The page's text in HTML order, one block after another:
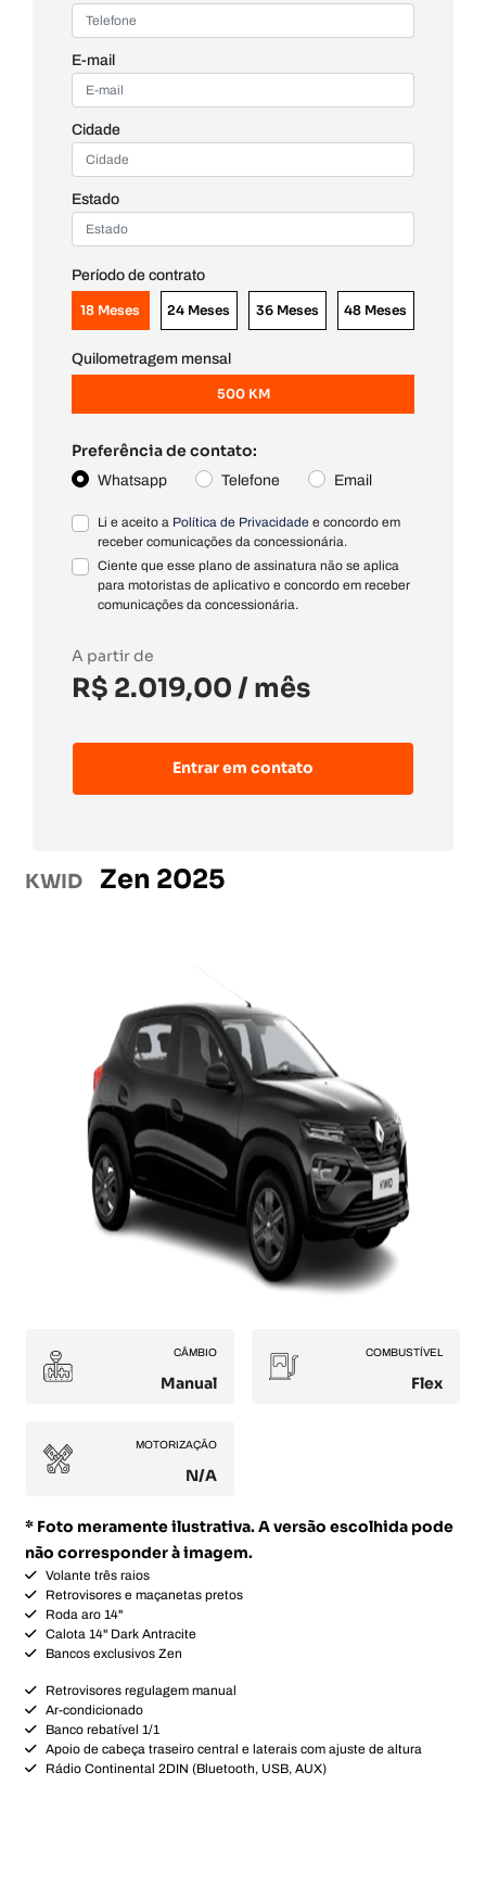
KWID Zen 2025
CÂMBIO
Manual
COMBUSTÍVEL
Flex
MOTORIZAÇÃO
N/A
* Foto meramente ilustrativa. A versão escolhida pode
não corresponder à imagem.
Volante três raios
Retrovisores e maçanetas pretos
Roda aro 14"
Calota 14" Dark Antracite
Bancos exclusivos Zen
Retrovisores regulagem manual
Ar-condicionado
Banco rebatível 1/1
Apoio de cabeça traseiro central e laterais com ajuste de altura
Rádio Continental 2DIN (Bluetooth, USB, AUX)
E-mail
Cidade
Estado
Período de contrato
18 Meses 24 Meses 36 Meses 48 Meses
Quilometragem mensal
500 KM
Preferência de contato:
Whatsapp Telefone Email
Li e aceito a Política de Privacidade e concordo em
receber comunicações da concessionária.
Ciente que esse plano de assinatura não se aplica
para motoristas de aplicativo e concordo em receber
comunicações da concessionária.
A partir de
R$ 2.019,00 / mês
Entrar em contato